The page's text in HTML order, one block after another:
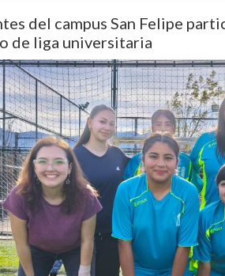
del campus San Felipe
de liga universitaria